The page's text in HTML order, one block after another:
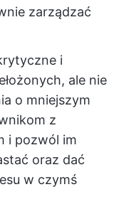
zarządzać
i
ale nie
o mniejszym
z
i pozwól im
oraz dać
w czymś